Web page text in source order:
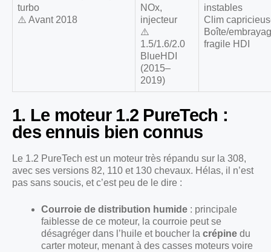
turbo
⚠️ Avant 2018
NOx,
injecteur
⚠️
1.5/1.6/2.0
BlueHDI
(2015–
2019)
instables
Clim
Boîte/
fragile HDI
1. Le moteur 1.2 PureTech :
des ennuis bien connus
Le 1.2 PureTech est un moteur très répandu sur la 308,
avec ses versions 82, 110 et 130 chevaux. Hélas, il n’est
pas sans soucis, et c’est peu de le dire :
Courroie de distribution humide : principale
faiblesse de ce moteur, la courroie peut se
désagréger dans l’huile et boucher la crépine du
carter moteur, menant à des casses moteurs voire